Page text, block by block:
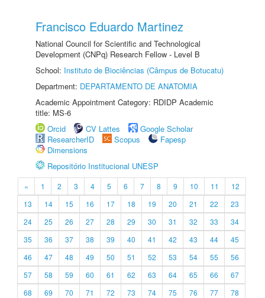
Francisco Eduardo Martinez
National Council for Scientific and Technological
Development (CNPq) Research Fellow - Level B
School: Instituto de Biociências (Câmpus de Botucatu)
Department: DEPARTAMENTO DE ANATOMIA
Academic Appointment Category: RDIDP Academic
title: MS-6
Orcid
CV Lattes
Google Scholar
ResearcherID
Scopus
Fapesp
Dimensions
Repositório Institucional UNESP
« 1 2 3 4 5 6 7 8 9 10 11
12
13
14 15 16 17 18 19 20 21 22
23
24
25 26 27 28 29 30 31 32 33
34
35
36 37 38 39 40 41 42 43 44
45
46
47 48 49 50 51 52 53 54 55
56
57
58 59 60 61 62 63 64 65 66
67
68
69 70 71 72 73 74 75 76 77
78